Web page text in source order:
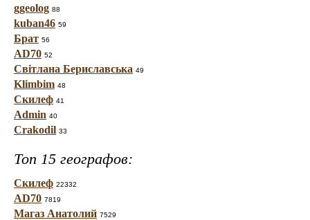
ggeolog 88
kuban46 59
Брат 56
AD70 52
Світлана Бериславська 49
Klimbim 48
Скилеф 41
Admin 40
Crakodil 33
Топ 15 географов:
Скилеф 22332
AD70 7819
Магаз Анатолий 7529